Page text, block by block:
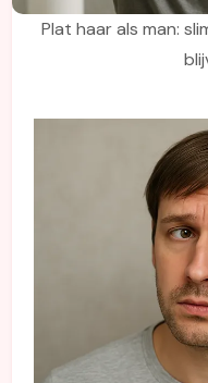
Plat haar als man: